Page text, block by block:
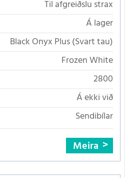
Til afgreiðslu strax
Á lager
Black Onyx Plus (Svart tau)
Frozen White
2800
Á ekki við
Sendibílar
Meira